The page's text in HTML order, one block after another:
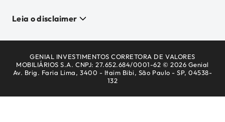
Leia o disclaimer
GENIAL INVESTIMENTOS CORRETORA DE VALORES
MOBILIÁRIOS S.A. CNPJ: 27.652.684/0001-62 © 2026 Genial
Av. Brig. Faria Lima, 3400 - Itaim Bibi, São Paulo - SP, 04538-
132